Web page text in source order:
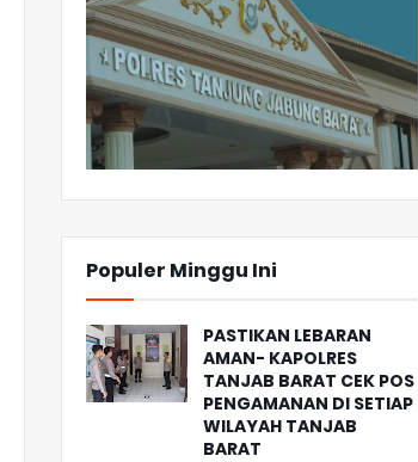
Populer Minggu Ini
PASTIKAN LEBARAN
AMAN- KAPOLRES
TANJAB BARAT CEK POS
PENGAMANAN DI SETIAP
WILAYAH TANJAB
BARAT